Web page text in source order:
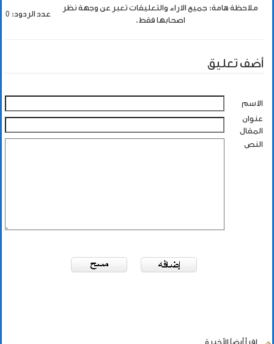
ملاحظة هامة: جميع الاراء والتعليقات تعبر عن وجهة نظر
اصحابها فقط.
عدد الردود: 0
أضف تعليق
الاسم
عنوان
المقال
النص
اقرأ أيضاً الأخيرة